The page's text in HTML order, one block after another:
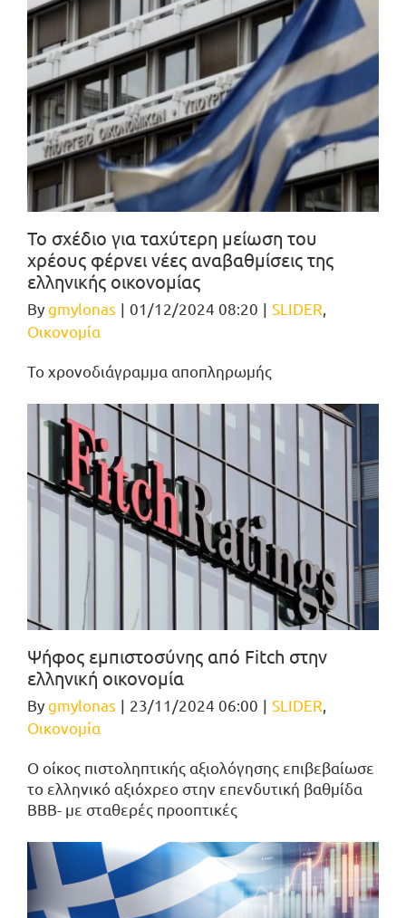
Το σχέδιο για ταχύτερη μείωση του
χρέους φέρνει νέες αναβαθμίσεις της
ελληνικής οικονομίας
Bygmylonas | 01/12/2024 08:20 | SLIDER,
Οικονομία
Το χρονοδιάγραμμα αποπληρωμής
Ψήφος εμπιστοσύνης από Fitch στην
ελληνική οικονομία
Bygmylonas | 23/11/2024 06:00 | SLIDER,
Οικονομία
Ο οίκος πιστοληπτικής αξιολόγησης επιβεβαίωσε
το ελληνικό αξιόχρεο στην επενδυτική βαθμίδα
ΒΒΒ- με σταθερές προοπτικές